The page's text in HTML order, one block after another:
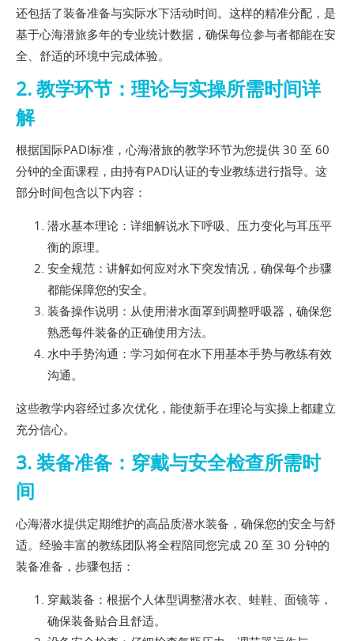
还包括了装备准备与实际水下活动时间。这样的精准分配，是
基于心海潜旅多年的专业统计数据，确保每位参与者都能在安
全、舒适的环境中完成体验。
2. 教学环节：理论与实操所需时间详
解
根据国际PADI标准，心海潜旅的教学环节为您提供 30 至 60
分钟的全面课程，由持有PADI认证的专业教练进行指导。这
部分时间包含以下内容：
潜水基本理论：详细解说水下呼吸、压力变化与耳压平
衡的原理。
安全规范：讲解如何应对水下突发情况，确保每个步骤
都能保障您的安全。
装备操作说明：从使用潜水面罩到调整呼吸器，确保您
熟悉每件装备的正确使用方法。
水中手势沟通：学习如何在水下用基本手势与教练有效
沟通。
这些教学内容经过多次优化，能使新手在理论与实操上都建立
充分信心。
3. 装备准备：穿戴与安全检查所需时
间
心海潜水提供定期维护的高品质潜水装备，确保您的安全与舒
适。经验丰富的教练团队将全程陪同您完成 20 至 30 分钟的
装备准备，步骤包括：
穿戴装备：根据个人体型调整潜水衣、蛙鞋、面镜等，
确保装备贴合且舒适。